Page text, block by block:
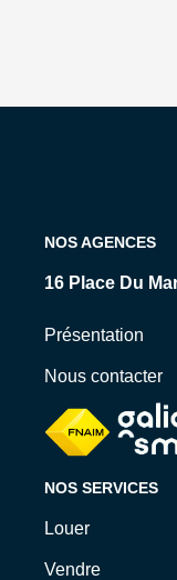
NOS AGENCES
15 Rue
Présentation
Nous contacter
NOS SERVICES
Louer
Vendre